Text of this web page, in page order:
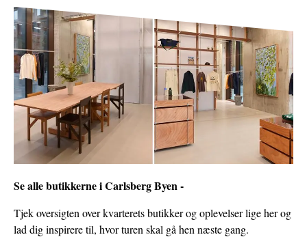
Se alle butikkerne i Carlsberg Byen -
Tjek oversigten over kvarterets butikker og oplevelser lige her og
lad dig inspirere til, hvor turen skal gå hen næste gang.